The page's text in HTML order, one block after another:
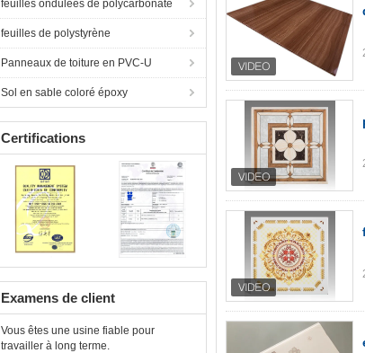
feuilles ondulées de polycarbonate
feuilles de polystyrène
Panneaux de toiture en PVC-U
Sol en sable coloré époxy
Certifications
Examens de client
Vous êtes une usine fiable pour
travailler à long terme.